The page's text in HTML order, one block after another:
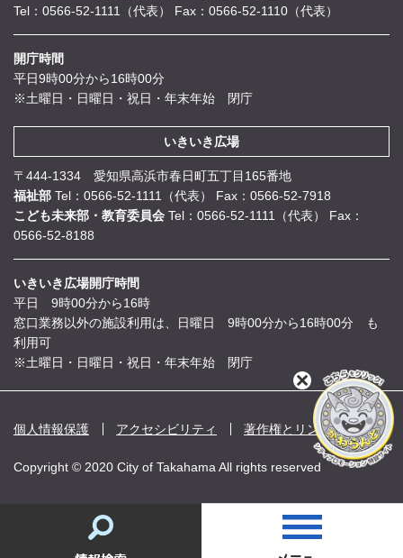
Tel：0566-52-1111（代表）
Fax：0566-52-1110（代表）
開庁時間
平日9時00分から16時00分
※土曜日・日曜日・祝日・年末年始 閉庁
いきいき広場
〒444-1334 愛知県高浜市春日町五丁目165番地
福祉部 Tel：0566-52-1111（代表）
Fax：0566-52-7918
こども未来部・教育委員会 Tel：0566-52-1111（代表）
Fax：
0566-52-8188
いきいき広場開庁時間
平日 9時00分から16時
窓口業務以外の施設利用は、日曜日 9時00分から16時00分 も
利用可
※土曜日・日曜日・祝日・年末年始 閉庁
個人情報保護 アクセシビリティ 著作権とリンク
Copyright © 2020 City of Takahama All rights reserved
閉